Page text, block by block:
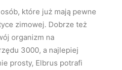
które już mają pewne
zimowej. Dobrze też
organizm na
3000, a najlepiej
prosty, Elbrus potrafi